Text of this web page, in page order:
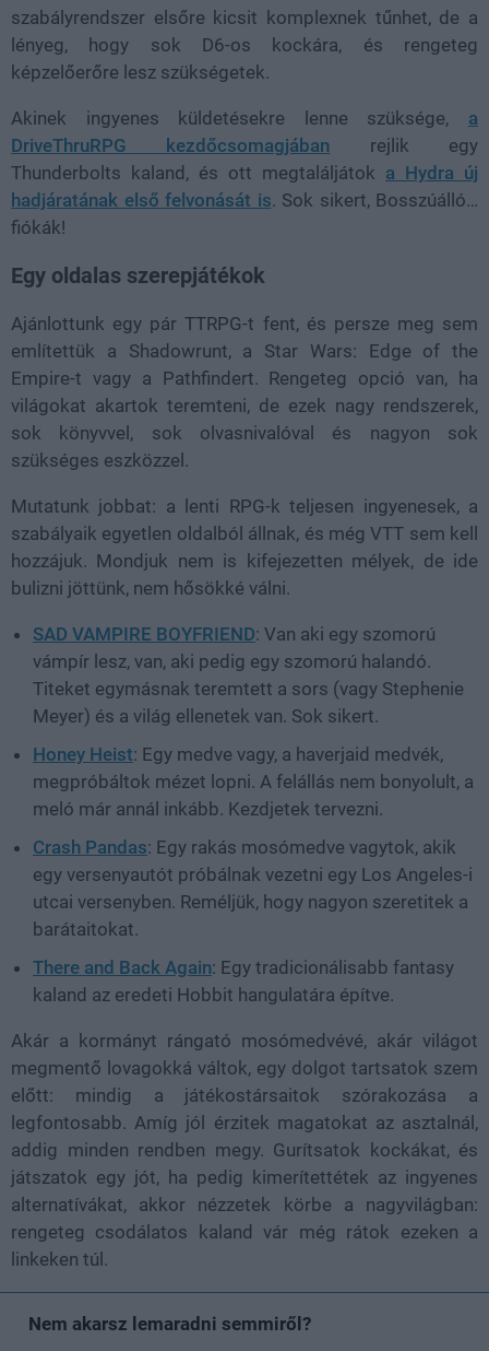
szabályrendszer elsőre kicsit komplexnek tűnhet, de a
lényeg, hogy sok D6-os kockára, és rengeteg
képzelőerőre lesz szükségetek.
Akinek ingyenes küldetésekre lenne szüksége, a
DriveThruRPG kezdőcsomagjában rejlik egy
Thunderbolts kaland, és ott megtaláljátok a Hydra új
hadjáratának első felvonását is. Sok sikert, Bosszúálló…
fiókák!
Egy oldalas szerepjátékok
Ajánlottunk egy pár TTRPG-t fent, és persze meg sem
említettük a Shadowrunt, a Star Wars: Edge of the
Empire-t vagy a Pathfindert. Rengeteg opció van, ha
világokat akartok teremteni, de ezek nagy rendszerek,
sok könyvvel, sok olvasnivalóval és nagyon sok
szükséges eszközzel.
Mutatunk jobbat: a lenti RPG-k teljesen ingyenesek, a
szabályaik egyetlen oldalból állnak, és még VTT sem kell
hozzájuk. Mondjuk nem is kifejezetten mélyek, de ide
bulizni jöttünk, nem hősökké válni.
SAD VAMPIRE BOYFRIEND: Van aki egy szomorú
vámpír lesz, van, aki pedig egy szomorú halandó.
Titeket egymásnak teremtett a sors (vagy Stephenie
Meyer) és a világ ellenetek van. Sok sikert.
Honey Heist: Egy medve vagy, a haverjaid medvék,
megpróbáltok mézet lopni. A felállás nem bonyolult, a
meló már annál inkább. Kezdjetek tervezni.
Crash Pandas: Egy rakás mosómedve vagytok, akik
egy versenyautót próbálnak vezetni egy Los Angeles-i
utcai versenyben. Reméljük, hogy nagyon szeretitek a
barátaitokat.
There and Back Again: Egy tradicionálisabb fantasy
kaland az eredeti Hobbit hangulatára építve.
Akár a kormányt rángató mosómedvévé, akár világot
megmentő lovagokká váltok, egy dolgot tartsatok szem
előtt: mindig a játékostársaitok szórakozása a
legfontosabb. Amíg jól érzitek magatokat az asztalnál,
addig minden rendben megy. Gurítsatok kockákat, és
játszatok egy jót, ha pedig kimerítettétek az ingyenes
alternatívákat, akkor nézzetek körbe a nagyvilágban:
rengeteg csodálatos kaland vár még rátok ezeken a
linkeken túl.
Nem akarsz lemaradni semmiről?